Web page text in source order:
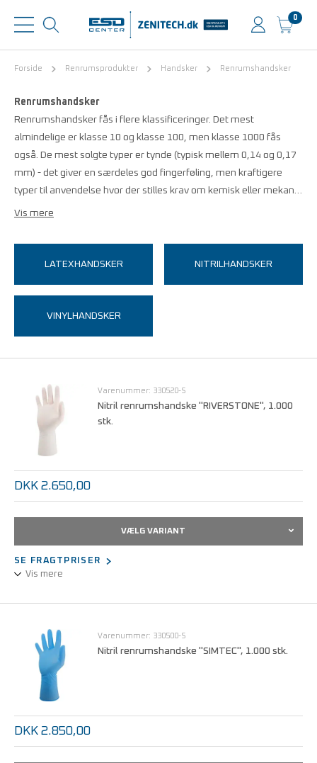
0
Forside Renrumsprodukter Handsker Renrumshandsker
Renrumshandsker
Renrumshandsker fås i flere klassificeringer. Det mest
almindelige er klasse 10 og klasse 100, men klasse 1000 fås
også. De mest solgte typer er tynde (typisk mellem 0,14 og 0,17
mm) - det giver en særdeles god fingerføling, men kraftigere
typer til anvendelse hvor der stilles krav om kemisk eller mekan…
Vis mere
LATEXHANDSKER NITRILHANDSKER
VINYLHANDSKER
Varenummer: 330520-S
Nitril renrumshandske "RIVERSTONE", 1.000
stk.
DKK 2.650,00
VÆLG VARIANT
SE FRAGTPRISER
Vis mere
Varenummer: 330500-S
Nitril renrumshandske "SIMTEC", 1.000 stk.
DKK 2.850,00